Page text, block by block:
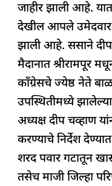
जाहीर झाली आहे.
देखील आपले
झाली आहे. ससाने
मैदानात श्रीरामपूर
काँग्रेसचे ज्येष्ठ नेते
उपस्थितीमध्ये
अध्यक्ष दीप चव्हाण
करण्याचे निर्देश
शरद पवार गटातून
तसेच माजी जिल्हा